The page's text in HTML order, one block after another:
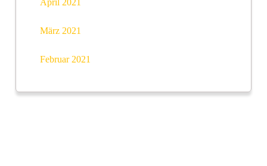
April 2021
März 2021
Februar 2021